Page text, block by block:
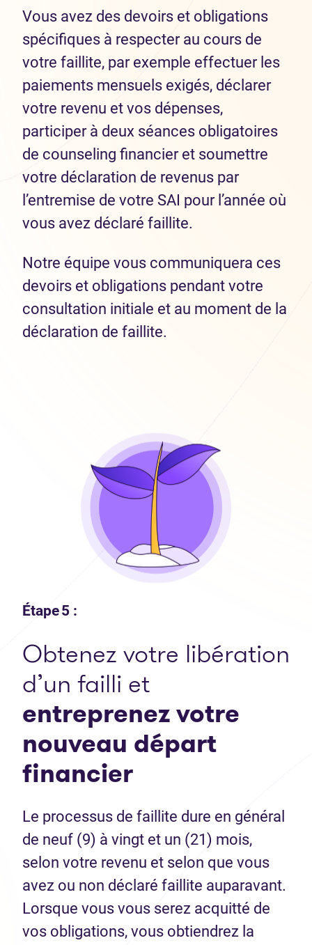
Vous avez des devoirs et obligations
spécifiques à respecter au cours de
votre faillite, par exemple effectuer les
paiements mensuels exigés, déclarer
votre revenu et vos dépenses,
participer à deux séances obligatoires
de counseling financier et soumettre
votre déclaration de revenus par
l’entremise de votre SAI pour l’année où
vous avez déclaré faillite.
Notre équipe vous communiquera ces
devoirs et obligations pendant votre
consultation initiale et au moment de la
déclaration de faillite.
Étape 5 :
Obtenez votre libération
d’un failli et
entreprenez votre
nouveau départ
financier
Le processus de faillite dure en général
de neuf (9) à vingt et un (21) mois,
selon votre revenu et selon que vous
avez ou non déclaré faillite auparavant.
Lorsque vous vous serez acquitté de
vos obligations, vous obtiendrez la